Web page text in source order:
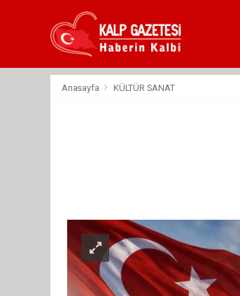
Anasayfa KÜLTÜR SANAT